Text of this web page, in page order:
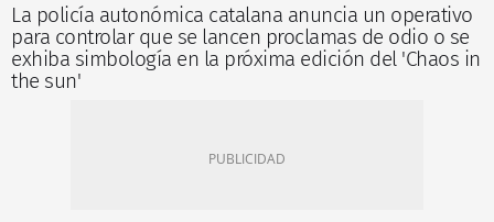
La policía autonómica catalana anuncia un operativo
para controlar que se lancen proclamas de odio o se
exhiba simbología en la próxima edición del 'Chaos in
the sun'